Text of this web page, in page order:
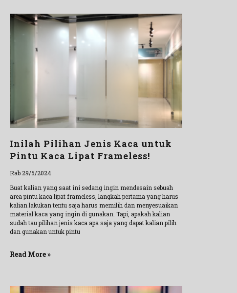
Inilah Pilihan Jenis Kaca untuk
Pintu Kaca Lipat Frameless!
Rab 29/5/2024
Buat kalian yang saat ini sedang ingin mendesain sebuah
area pintu kaca lipat frameless, langkah pertama yang harus
kalian lakukan tentu saja harus memilih dan menyesuaikan
material kaca yang ingin di gunakan. Tapi, apakah kalian
sudah tau pilihan jenis kaca apa saja yang dapat kalian pilih
dan gunakan untuk pintu
Read More »